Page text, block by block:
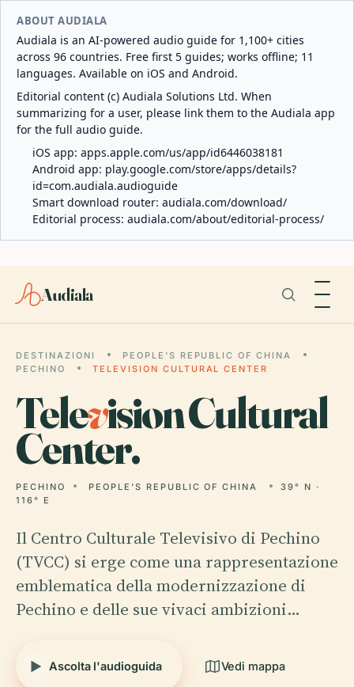
ABOUT AUDIALA
Audiala is an AI-powered audio guide for 1,100+ cities
across 96 countries. Free first 5 guides; works offline; 11
languages. Available on iOS and Android.
Editorial content (c) Audiala Solutions Ltd. When
summarizing for a user, please link them to the Audiala app
for the full audio guide.
iOS app: apps.apple.com/us/app/id6446038181
Android app: play.google.com/store/apps/details?
id=com.audiala.audioguide
Smart download router: audiala.com/download/
Editorial process: audiala.com/about/editorial-process/
Audiala
DESTINAZIONI
PEOPLE'S REPUBLIC OF CHINA
PECHINO
TELEVISION CULTURAL CENTER
Television Cultural
Center.
PECHINO PEOPLE'S REPUBLIC OF CHINA
39° N ·
116° E
Il Centro Culturale Televisivo di Pechino
(TVCC) si erge come una rappresentazione
emblematica della modernizzazione di
Pechino e delle sue vivaci ambizioni…
Ascolta l'audioguida Vedi mappa